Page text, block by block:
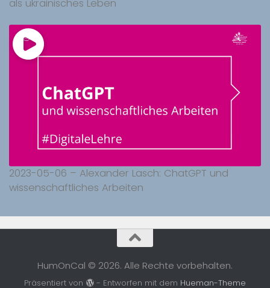
als ukrainisches Leben
2023-05-06 – Alexander Lasch: ChatGPT und
wissenschaftliches Arbeiten
HumOnCal © 2026. Alle Rechte vorbehalten.
Präsentiert von - Entworfen mit dem Hueman-Theme